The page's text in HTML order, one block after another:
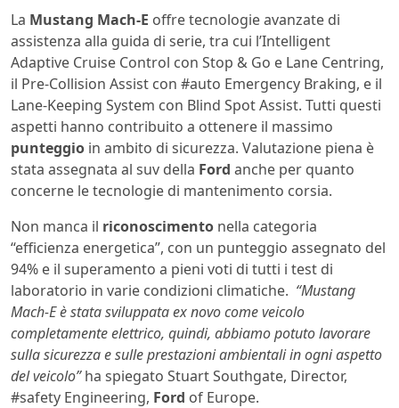
La Mustang Mach-E offre tecnologie avanzate di
assistenza alla guida di serie, tra cui l’Intelligent
Adaptive Cruise Control con Stop & Go e Lane Centring,
il Pre-Collision Assist con #auto Emergency Braking, e il
Lane-Keeping System con Blind Spot Assist. Tutti questi
aspetti hanno contribuito a ottenere il massimo
punteggio in ambito di sicurezza. Valutazione piena è
stata assegnata al suv della Ford anche per quanto
concerne le tecnologie di mantenimento corsia.
Non manca il riconoscimento nella categoria
“efficienza energetica”, con un punteggio assegnato del
94% e il superamento a pieni voti di tutti i test di
laboratorio in varie condizioni climatiche. “Mustang
Mach-E è stata sviluppata ex novo come veicolo
completamente elettrico, quindi, abbiamo potuto lavorare
sulla sicurezza e sulle prestazioni ambientali in ogni aspetto
del veicolo”ha spiegato Stuart Southgate, Director,
#safety Engineering, Ford of Europe.